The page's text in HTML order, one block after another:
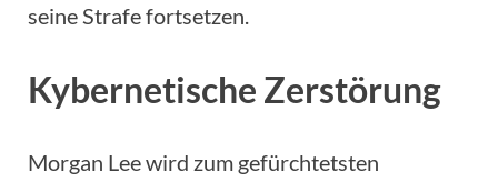
seine Strafe fortsetzen.
Kybernetische Zerstörung
Morgan Lee wird zum gefürchtetsten